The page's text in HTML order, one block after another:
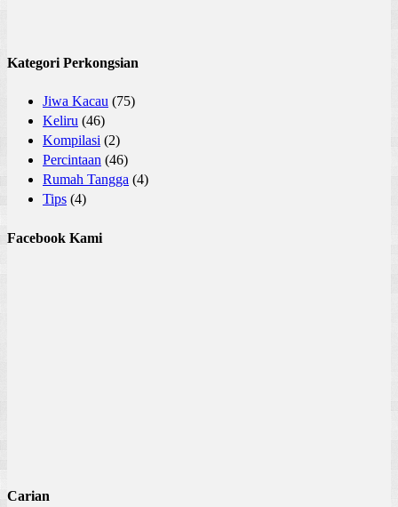
Kategori Perkongsian
Jiwa Kacau (75)
Keliru (46)
Kompilasi (2)
Percintaan (46)
Rumah Tangga (4)
Tips (4)
Facebook Kami
Carian